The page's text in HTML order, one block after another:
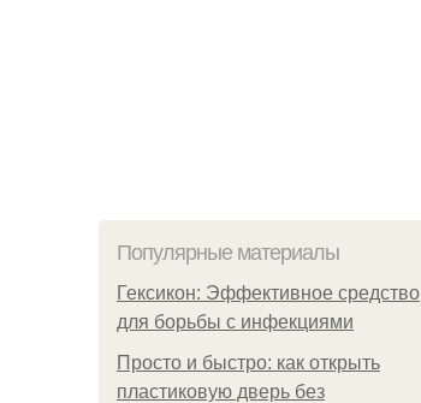
Популярные материалы
Гексикон: Эффективное средство
для борьбы с инфекциями
Просто и быстро: как открыть
пластиковую дверь без